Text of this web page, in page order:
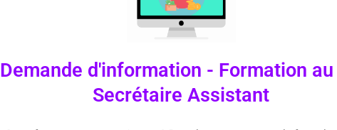
Demande d'information - Formation au
Secrétaire Assistant